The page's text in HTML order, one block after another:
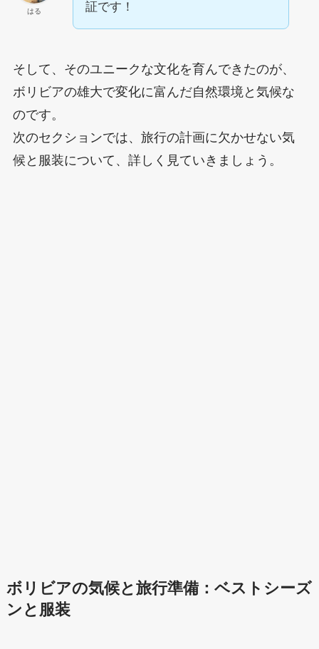
はる
証です！
そして、そのユニークな文化を育んできたのが、
ボリビアの雄大で変化に富んだ自然環境と気候な
のです。
次のセクションでは、旅行の計画に欠かせない気
候と服装について、詳しく見ていきましょう。
ボリビアの気候と旅行準備：ベストシーズ
ンと服装